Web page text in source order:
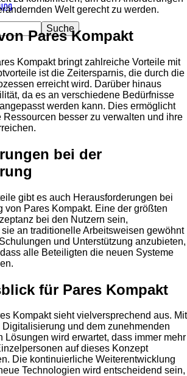
Welt gerecht zu werden.
Pares Kompakt
Kompakt bringt zahlreiche Vorteile mit
ist die Zeitersparnis, die durch die
erreicht wird. Darüber hinaus
da es an verschiedene Bedürfnisse
werden kann. Dies ermöglicht
Ressourcen besser zu verwalten und ihre
bei der
gibt es auch Herausforderungen bei
von Pares Kompakt. Eine der größten
bei den Nutzern sein,
an traditionelle Arbeitsweisen gewöhnt
und Unterstützung anzubieten,
alle Beteiligten die neuen Systeme
für Pares Kompakt
Kompakt sieht vielversprechend aus. Mit
und dem zunehmenden
Lösungen wird erwartet, dass immer mehr
auf dieses Konzept
Die kontinuierliche Weiterentwicklung
Technologien wird entscheidend sein,